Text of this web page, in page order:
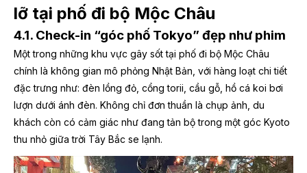
lỡ tại phố đi bộ Mộc Châu
4.1. Check-in “góc phố Tokyo” đẹp như phim
Một trong những khu vực gây sốt tại phố đi bộ Mộc Châu
chính là không gian mô phỏng Nhật Bản, với hàng loạt chi tiết
đặc trưng như: đèn lồng đỏ, cổng torii, cầu gỗ, hồ cá koi bơi
lượn dưới ánh đèn. Không chỉ đơn thuần là chụp ảnh, du
khách còn có cảm giác như đang tản bộ trong một góc Kyoto
thu nhỏ giữa trời Tây Bắc se lạnh.